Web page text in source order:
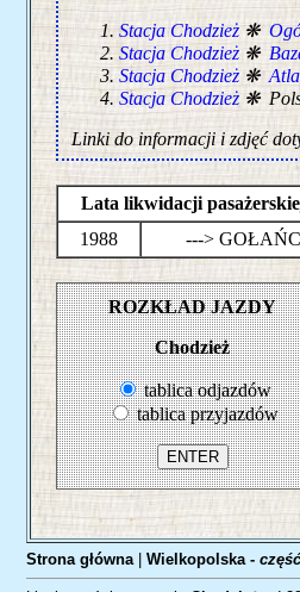
Stacja Chodzież❋
Stacja Chodzież❋
Stacja Chodzież❋
Stacja Chodzież❋
Linki do informacji i zdjęć
Lata likwidacji
1988
--->
ROZKŁAD JAZDY
Chodzież
tablica odjazdów
tablica przyjazdów
Strona główna| Wielkopolska -